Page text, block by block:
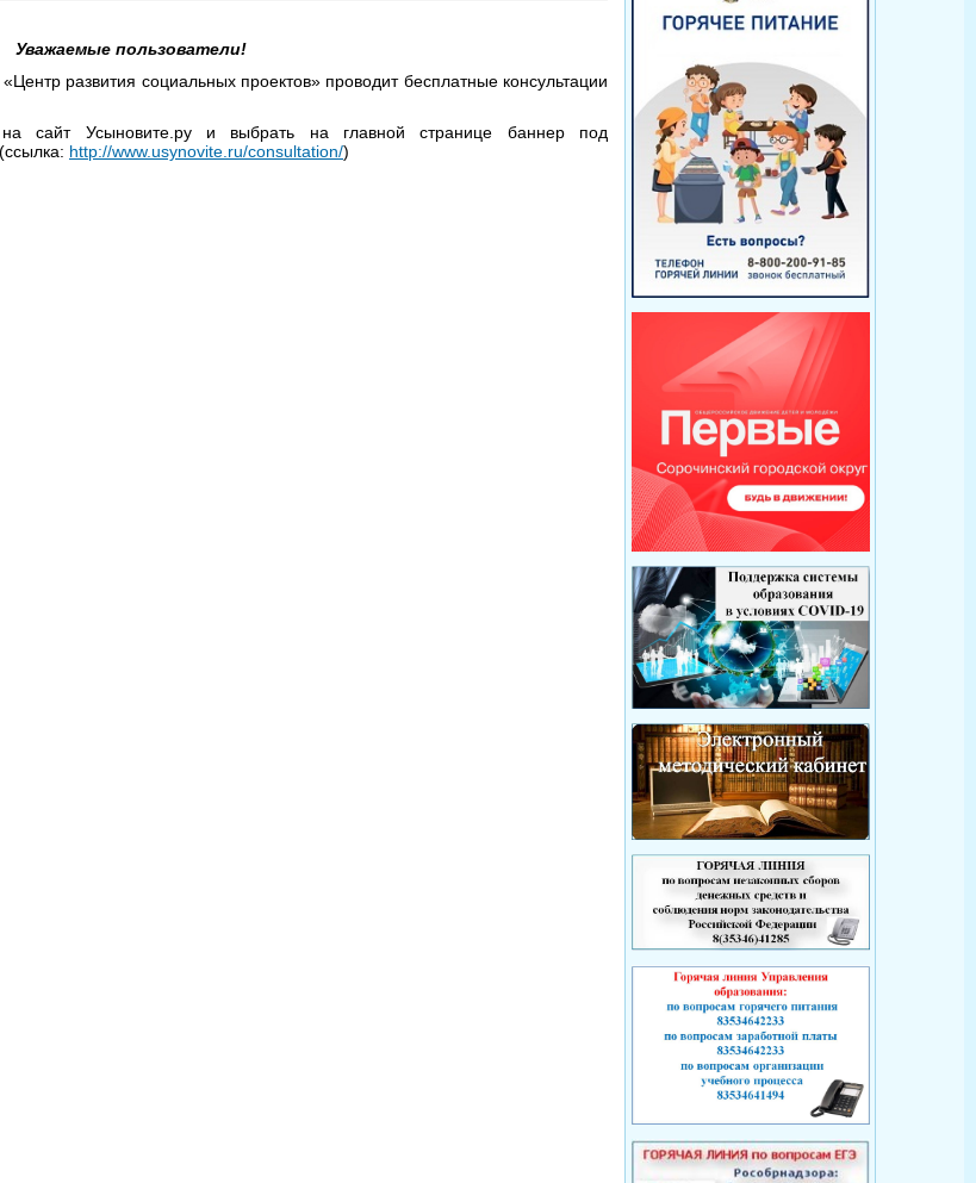
Уважаемые пользователи!
развития социальных проектов» проводит бесплатные консультации
сайт Усыновите.ру и выбрать на главной странице баннер под
(ссылка: http://www.usynovite.ru/consultation/)